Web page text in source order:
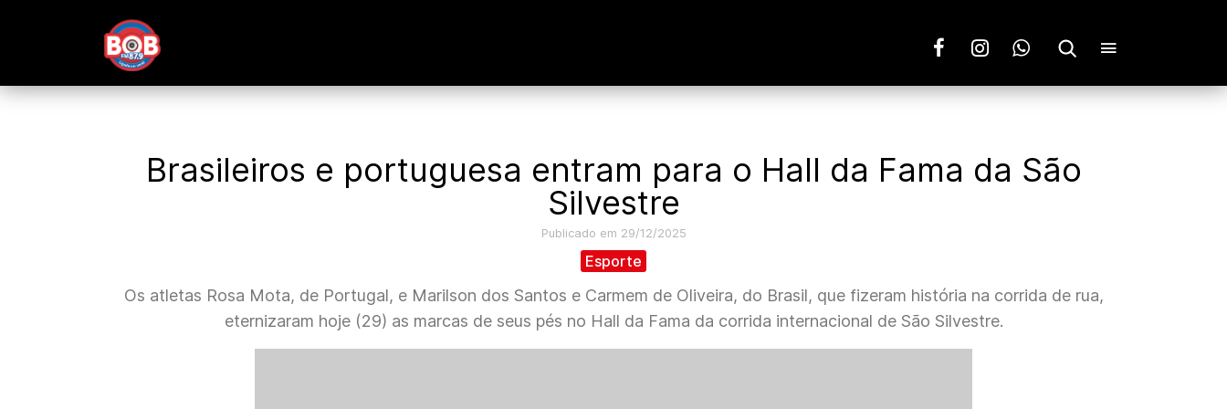
Brasileiros e portuguesa entram para o Hall da Fama da São
Silvestre
Publicado em 29/12/2025
Esporte
Os atletas Rosa Mota, de Portugal, e Marilson dos Santos e Carmem de Oliveira, do Brasil, que fizeram história na corrida de rua,
eternizaram hoje (29) as marcas de seus pés no Hall da Fama da corrida internacional de São Silvestre.